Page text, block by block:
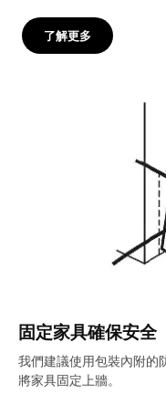
了解更多
固定家具確保安全
我們建議使用包裝內附的
將家具固定上牆。